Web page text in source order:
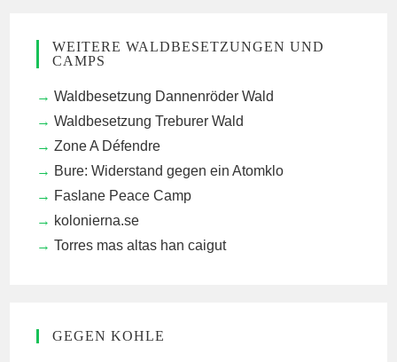
WEITERE WALDBESETZUNGEN UND
CAMPS
Waldbesetzung Dannenröder Wald
Waldbesetzung Treburer Wald
Zone A Défendre
Bure: Widerstand gegen ein Atomklo
Faslane Peace Camp
kolonierna.se
Torres mas altas han caigut
GEGEN KOHLE